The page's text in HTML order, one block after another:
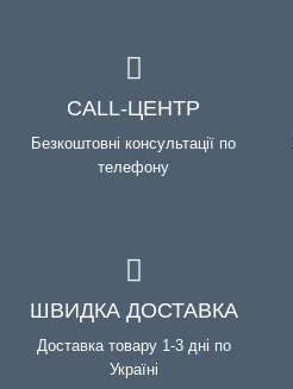
CALL-ЦЕНТР
Безкоштовні консультації по
телефону
ШВИДКА ДОСТАВКА
Доставка товару 1-3 дні по
Україні